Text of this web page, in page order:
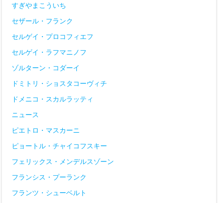
すぎやまこういち
セザール・フランク
セルゲイ・プロコフィエフ
セルゲイ・ラフマニノフ
ゾルターン・コダーイ
ドミトリ・ショスタコーヴィチ
ドメニコ・スカルラッティ
ニュース
ピエトロ・マスカーニ
ピョートル・チャイコフスキー
フェリックス・メンデルスゾーン
フランシス・プーランク
フランツ・シューベルト